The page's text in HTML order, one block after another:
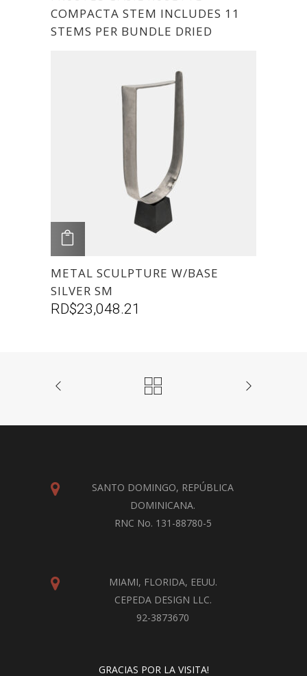
COMPACTA STEM INCLUDES 11
STEMS PER BUNDLE DRIED
METAL SCULPTURE W/BASE
SILVER SM
RD$23,048.21
SANTO DOMINGO, REPÚBLICA
DOMINICANA.
RNC No. 131-88780-5
MIAMI, FLORIDA, EEUU.
CEPEDA DESIGN LLC.
92-3873670
GRACIAS POR LA VISITA!